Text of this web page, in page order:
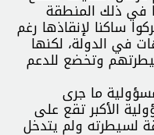
في ذلك المنطقة
ساكنا لإنقاذها رغم
في الدولة، لكنها
وتخضع للدعم
ما جرى
الأكبر تقع على
لسيطرته ولم يتدخل